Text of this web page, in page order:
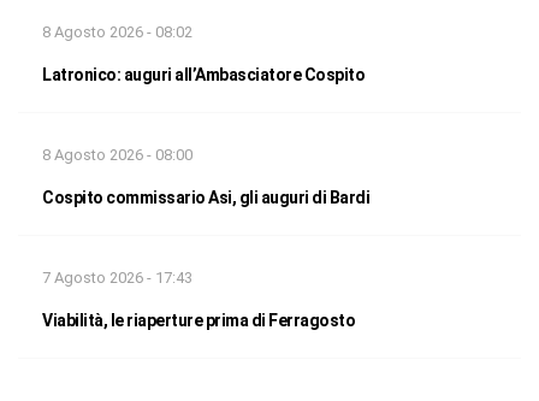
8 Agosto 2026 - 08:02
Latronico: auguri all’Ambasciatore Cospito
8 Agosto 2026 - 08:00
Cospito commissario Asi, gli auguri di Bardi
7 Agosto 2026 - 17:43
Viabilità, le riaperture prima di Ferragosto